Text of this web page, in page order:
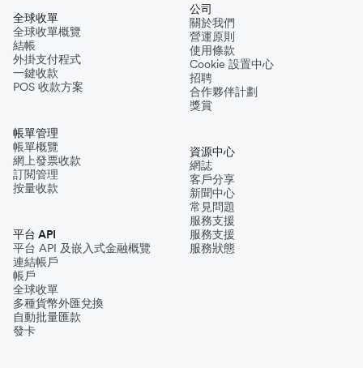
全球收單
全球收單概覽
結帳
外掛支付程式
一鍵收款
POS 收款方案
帳單管理
帳單概覽
網上發票收款
訂閱管理
按量收款
平台 API
平台 API 及嵌入式金融概覽
連結帳戶
帳戶
全球收單
多種貨幣外匯兌換
自動批量匯款
發卡
公司
關於我們
營運原則
使用條款
Cookie 設置中心
招聘
合作夥伴計劃
獎賞
資源中心
網誌
客戶分享
新聞中心
常見問題
服務支援
服務支援
服務狀態